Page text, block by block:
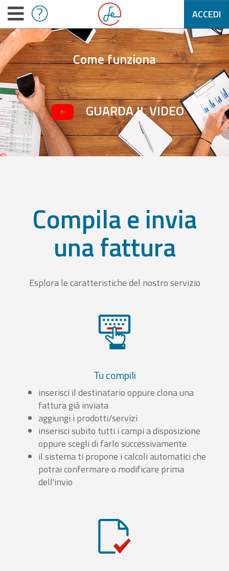
ACCEDI
Come funziona
GUARDA IL VIDEO
Compila e invia
una fattura
Esplora le caratteristiche del nostro servizio
Tu compili
inserisci il destinatario oppure clona una
fattura già inviata
aggiungi i prodotti/servizi
inserisci subito tutti i campi a disposizione
oppure scegli di farlo successivamente
il sistema ti propone i calcoli automatici che
potrai confermare o modificare prima
dell'invio